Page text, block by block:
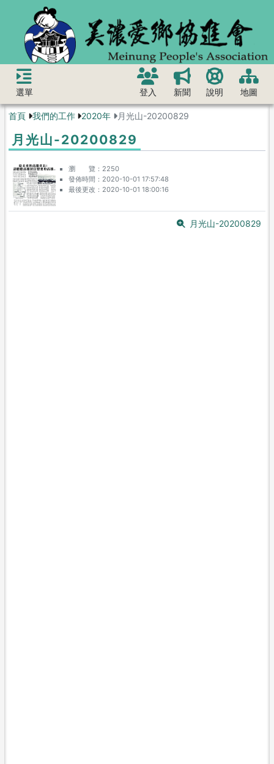
選單 登入 新聞 說明 地圖
首頁 我們的工作 2020年 月光山-20200829
月光山-20200829
瀏 覽
2250
發佈時間
2020-10-01 17:57:48
最後更改
2020-10-01 18:00:16
月光山-20200829